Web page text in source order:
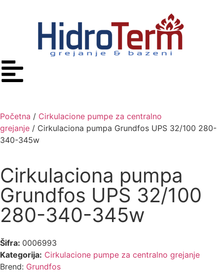
Početna / Cirkulacione pumpe za centralno
grejanje / Cirkulaciona pumpa Grundfos UPS 32/100 280-
340-345w
Cirkulaciona pumpa
Grundfos UPS 32/100
280-340-345w
Šifra: 0006993
Kategorija: Cirkulacione pumpe za centralno grejanje
Brend: Grundfos